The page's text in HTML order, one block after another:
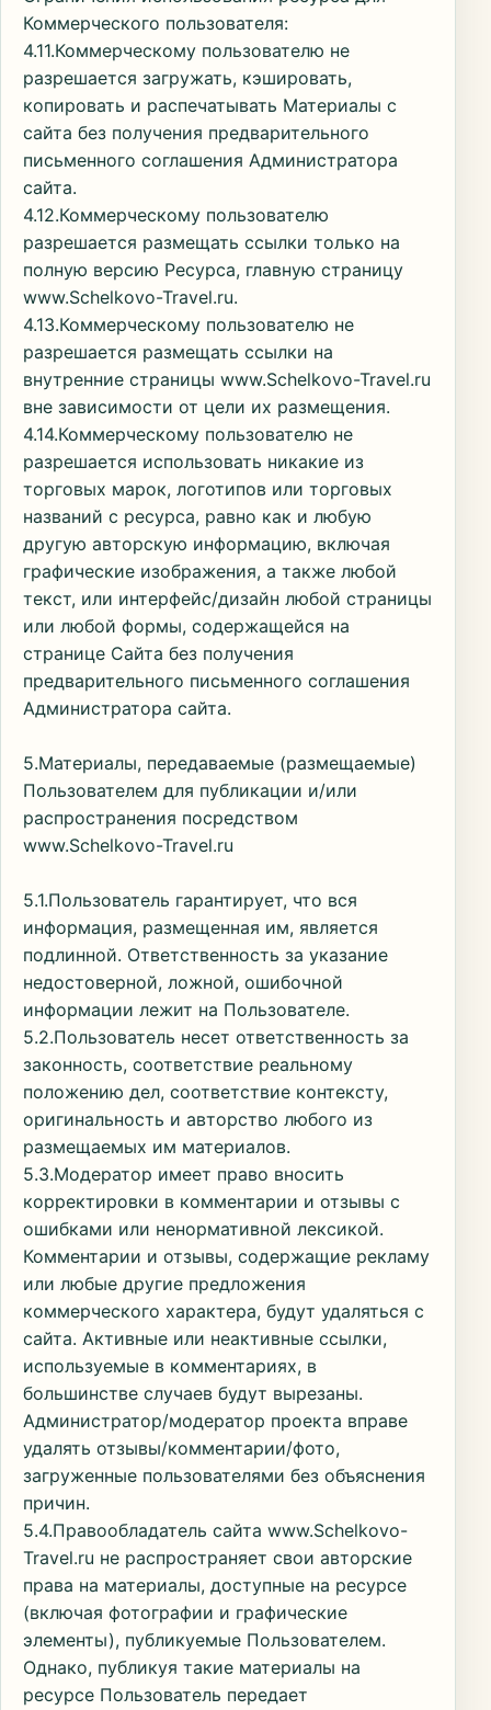
Коммерческого пользователя:
4.11.Коммерческому пользователю не
разрешается загружать, кэшировать,
копировать и распечатывать Материалы с
сайта без получения предварительного
письменного соглашения Администратора
сайта.
4.12.Коммерческому пользователю
разрешается размещать ссылки только на
полную версию Ресурса, главную страницу
www.Schelkovo-Travel.ru.
4.13.Коммерческому пользователю не
разрешается размещать ссылки на
внутренние страницы www.Schelkovo-Travel.ru
вне зависимости от цели их размещения.
4.14.Коммерческому пользователю не
разрешается использовать никакие из
торговых марок, логотипов или торговых
названий с ресурса, равно как и любую
другую авторскую информацию, включая
графические изображения, а также любой
текст, или интерфейс/дизайн любой страницы
или любой формы, содержащейся на
странице Сайта без получения
предварительного письменного соглашения
Администратора сайта.
5.Материалы, передаваемые (размещаемые)
Пользователем для публикации и/или
распространения посредством
www.Schelkovo-Travel.ru
5.1.Пользователь гарантирует, что вся
информация, размещенная им, является
подлинной. Ответственность за указание
недостоверной, ложной, ошибочной
информации лежит на Пользователе.
5.2.Пользователь несет ответственность за
законность, соответствие реальному
положению дел, соответствие контексту,
оригинальность и авторство любого из
размещаемых им материалов.
5.3.Модератор имеет право вносить
корректировки в комментарии и отзывы с
ошибками или ненормативной лексикой.
Комментарии и отзывы, содержащие рекламу
или любые другие предложения
коммерческого характера, будут удаляться с
сайта. Активные или неактивные ссылки,
используемые в комментариях, в
большинстве случаев будут вырезаны.
Администратор/модератор проекта вправе
удалять отзывы/комментарии/фото,
загруженные пользователями без объяснения
причин.
5.4.Правообладатель сайта www.Schelkovo-
Travel.ru не распространяет свои авторские
права на материалы, доступные на ресурсе
(включая фотографии и графические
элементы), публикуемые Пользователем.
Однако, публикуя такие материалы на
ресурсе Пользователь передает